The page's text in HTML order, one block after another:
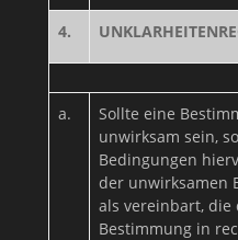
4.
a.
Sollte eine
unwirksam sein,
Bedingungen
der unwirksamen
als vereinbart, die
Bestimmung in